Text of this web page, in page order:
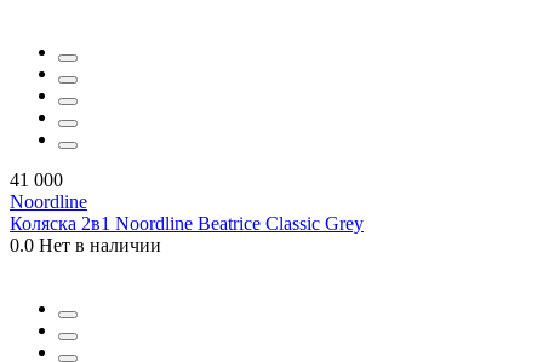
41 000
Noordline
Коляска 2в1 Noordline Beatrice Classic Grey
0.0 Нет в наличии